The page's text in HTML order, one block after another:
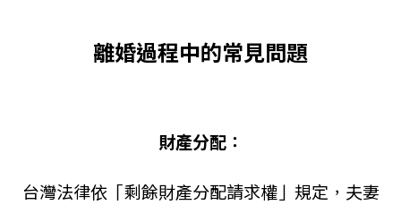
離婚過程中的常見問題
財產分配：
台灣法律依「剩餘財產分配請求權」規定，夫妻